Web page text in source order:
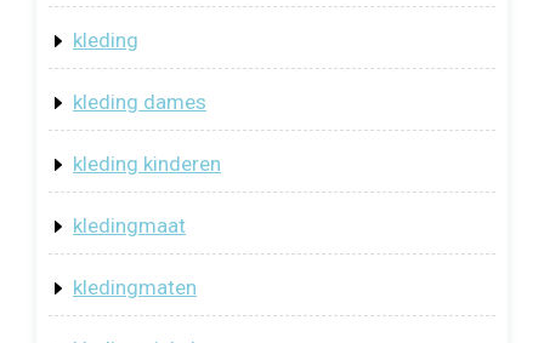
kleding
kleding dames
kleding kinderen
kledingmaat
kledingmaten